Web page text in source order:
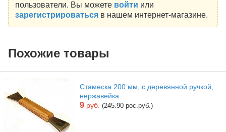
пользователи. Вы можете войти или
зарегистрироватьсяв нашем интернет-магазине.
Похожие товары
Стамеска 200 мм, с деревянной ручкой,
нержавейка
9 руб. (245.90 рос.руб.)